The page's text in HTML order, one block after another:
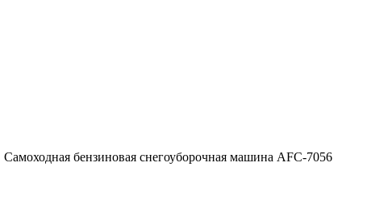
Самоходная бензиновая снегоуборочная машина AFC-7056